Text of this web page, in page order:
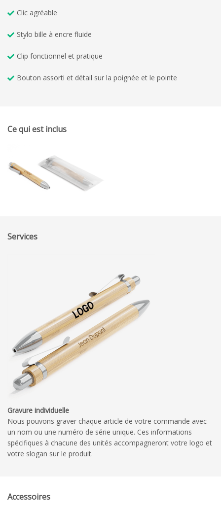
Clic agréable
Stylo bille à encre fluide
Clip fonctionnel et pratique
Bouton assorti et détail sur la poignée et le pointe
Ce qui est inclus
Services
Gravure individuelle
Nous pouvons graver chaque article de votre commande avec
un nom ou une numéro de série unique. Ces informations
spécifiques à chacune des unités accompagneront votre logo et
votre slogan sur le produit.
Accessoires